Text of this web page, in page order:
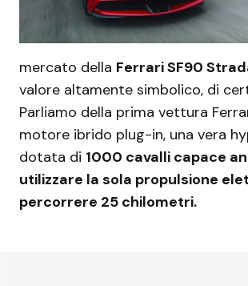
mercato della Ferrari SF90
valore altamente simbolico, di
Parliamo della prima vettura
motore ibrido plug-in, una vera
dotata di 1000 cavalli capace
utilizzare la sola propulsione
percorrere 25 chilometri.